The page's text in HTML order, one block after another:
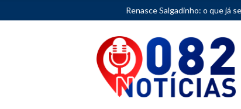
Renasce Salgadinho: o que já se sabia